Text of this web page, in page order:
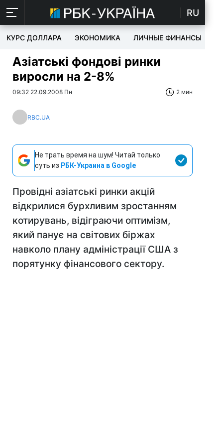
RU
КУРС ДОЛЛАРА ЭКОНОМИКА ЛИЧНЫЕ ФИНАНСЫ
Азіатські фондові ринки
виросли на 2-8%
09:32 22.09.2008 Пн 2 мин
RBC.UA
Не трать время на шум! Читай только
суть из РБК-Украина в Google
Провідні азіатські ринки акцій
відкрилися бурхливим зростанням
котирувань, відіграючи оптимізм,
який панує на світових біржах
навколо плану адміністрації США з
порятунку фінансового сектору.